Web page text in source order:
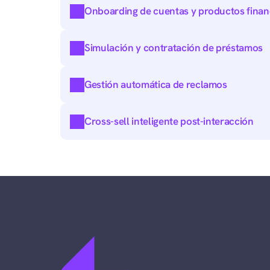
Onboarding de cuentas y productos
Simulación y contratación de préstamos
Gestión automática de reclamos
Cross-sell inteligente post-interacción